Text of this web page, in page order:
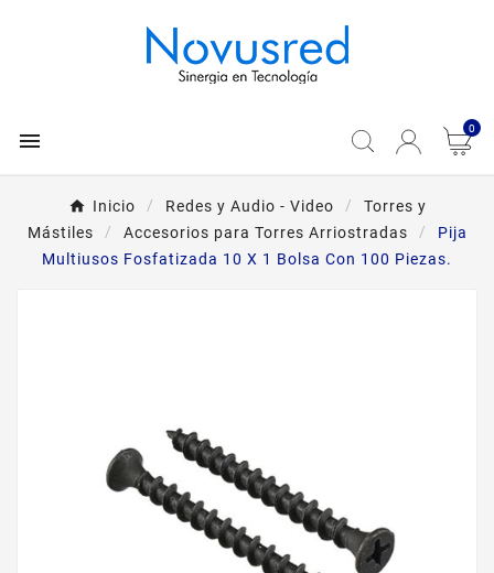
 0
Inicio Redes y Audio - Video
Torres y
Mástiles
Accesorios para Torres Arriostradas
Pija
Multiusos Fosfatizada 10 X 1 Bolsa Con 100 Piezas.